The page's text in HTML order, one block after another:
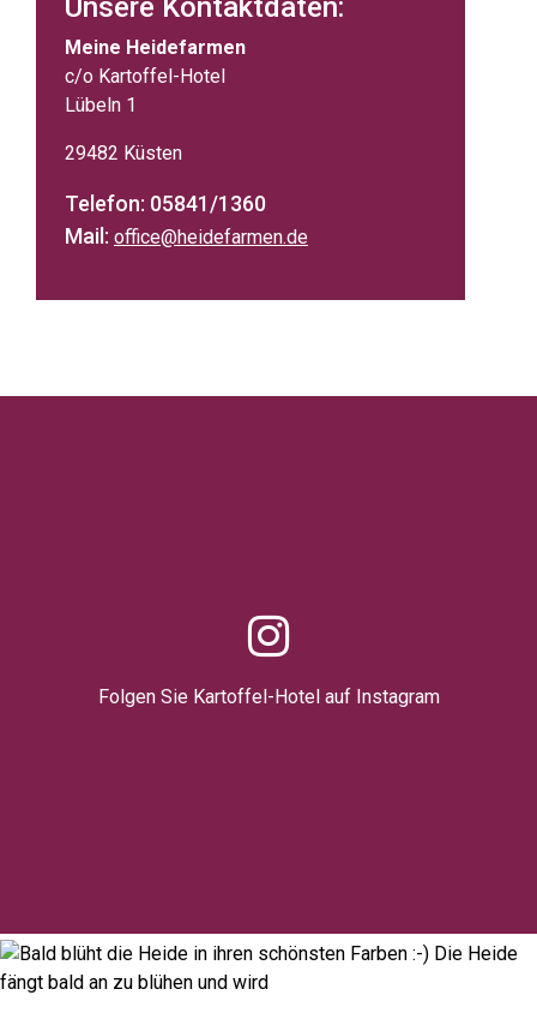
Unsere Kontaktdaten:
Meine Heidefarmen
c/o Kartoffel-Hotel
Lübeln 1
29482 Küsten
Telefon: 05841/1360
Mail: office@heidefarmen.de
Folgen Sie Kartoffel-Hotel auf Instagram